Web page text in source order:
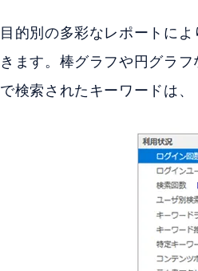
目的別の多彩なレポートに
きます。棒グラフや円グラ
で検索されたキーワードは